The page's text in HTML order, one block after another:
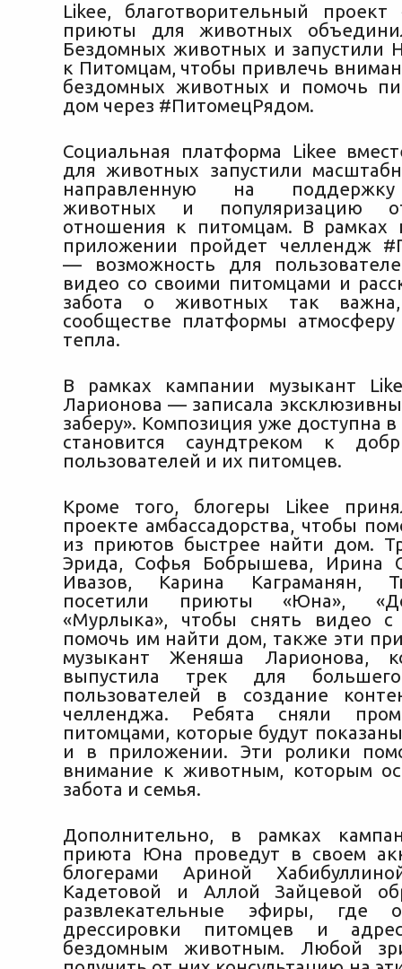
Likee, благотворительный
приюты для животных
Бездомных животных и запустили
к Питомцам, чтобы привлечь
бездомных животных и помочь
дом через #ПитомецРядом.
Социальная платформа Likee
для животных запустили
направленную на
животных и популяризацию
отношения к питомцам. В рамках
приложении пройдет челлендж
— возможность для
видео со своими питомцами и
забота о животных так
сообществе платформы
тепла.
В рамках кампании музыкант
Ларионова — записала
заберу». Композиция уже доступна
становится саундтреком к
пользователей и их питомцев.
Кроме того, блогеры Likee
проекте амбассадорства, чтобы
из приютов быстрее найти дом.
Эрида, Софья Бобрышева, Ирина
Ивазов, Карина Каграманян,
посетили приюты «Юна»,
«Мурлыка», чтобы снять видео
помочь им найти дом, также эти
музыкант Женяша Ларионова,
выпустила трек для
пользователей в создание
челленджа. Ребята сняли
питомцами, которые будут
и в приложении. Эти ролики
внимание к животным, которым
забота и семья.
Дополнительно, в рамках
приюта Юна проведут в своем
блогерами Ариной
Кадетовой и Аллой Зайцевой
развлекательные эфиры, где
дрессировки питомцев и
бездомным животным. Любой